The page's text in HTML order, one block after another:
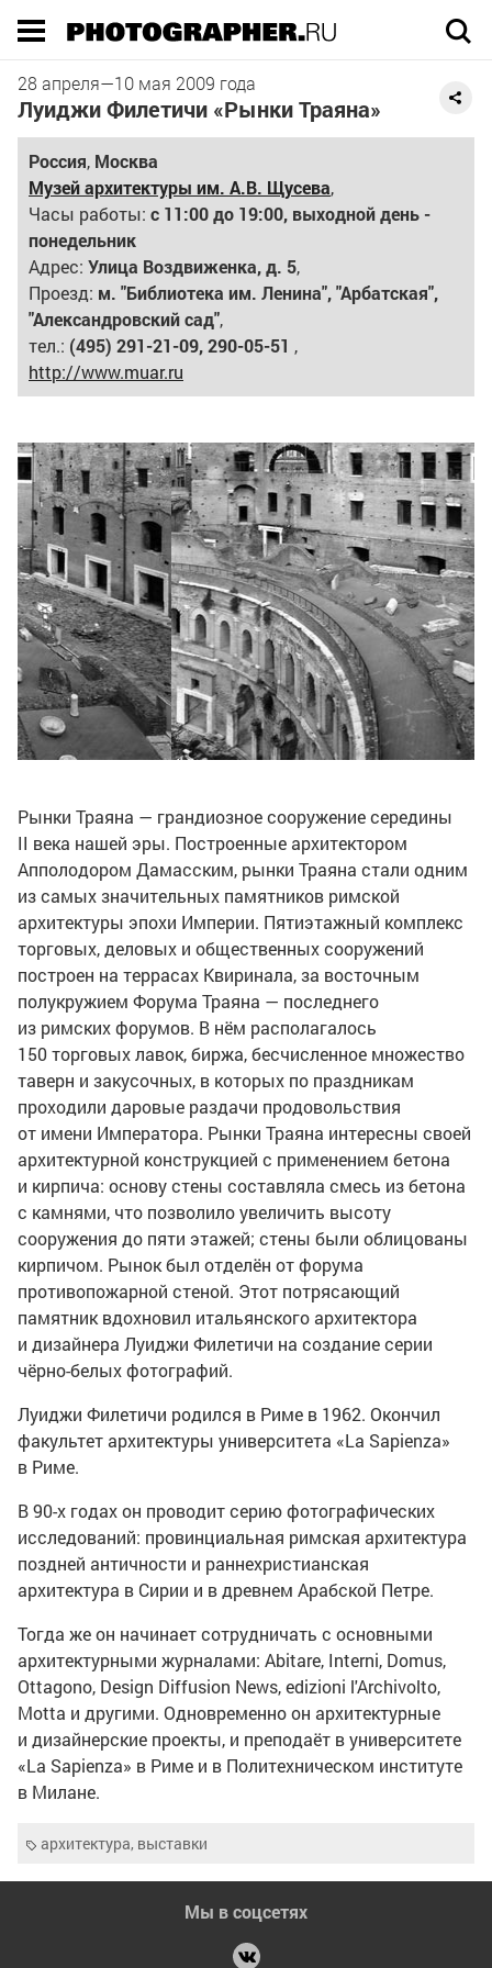
28 апреля—10 мая 2009 года
Луиджи Филетичи «Рынки Траяна»
Россия, Москва
Музей архитектуры им. А.В. Щусева,
Часы работы: с 11:00 до 19:00, выходной день -
понедельник
Адрес: Улица Воздвиженка, д. 5,
Проезд: м. "Библиотека им. Ленина", "Арбатская",
"Александровский сад",
тел.: (495) 291-21-09, 290-05-51 ,
http://www.muar.ru
Рынки Траяна — грандиозное сооружение середины
II века нашей эры. Построенные архитектором
Апполодором Дамасским, рынки Траяна стали одним
из самых значительных памятников римской
архитектуры эпохи Империи. Пятиэтажный комплекс
торговых, деловых и общественных сооружений
построен на террасах Квиринала, за восточным
полукружием Форума Траяна — последнего
из римских форумов. В нём располагалось
150 торговых лавок, биржа, бесчисленное множество
таверн и закусочных, в которых по праздникам
проходили даровые раздачи продовольствия
от имени Императора. Рынки Траяна интересны своей
архитектурной конструкцией с применением бетона
и кирпича: основу стены составляла смесь из бетона
с камнями, что позволило увеличить высоту
сооружения до пяти этажей; стены были облицованы
кирпичом. Рынок был отделён от форума
противопожарной стеной. Этот потрясающий
памятник вдохновил итальянского архитектора
и дизайнера Луиджи Филетичи на создание серии
чёрно-белыхфотографий.
Луиджи Филетичи родился в Риме в 1962. Окончил
факультет архитектуры университета «La Sapienza»
в Риме.
В90-х годах он проводит серию фотографических
исследований: провинциальная римская архитектура
поздней античности и раннехристианская
архитектура в Сирии и в древнем Арабской Петре.
Тогда же он начинает сотрудничать с основными
архитектурными журналами: Abitare, Interni, Domus,
Ottagono, Design Diffusion News, edizioni l'Archivolto,
Motta и другими. Одновременно он архитектурные
и дизайнерские проекты, и преподаёт в университете
«La Sapienza» в Риме и в Политехническом институте
в Милане.
архитектура, выставки
Мы в соцсетях